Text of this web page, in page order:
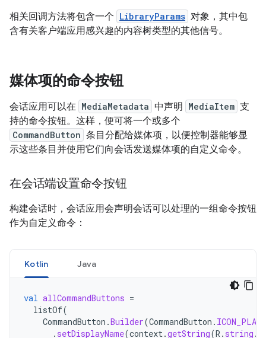
相关回调方法将包含一个 LibraryParams 对象，其中包
含有关客户端应用感兴趣的内容树类型的其他信号。
媒体项的命令按钮
会话应用可以在 MediaMetadata 中声明 MediaItem 支
持的命令按钮。这样，便可将一个或多个
CommandButton 条目分配给媒体项，以便控制器能够显
示这些条目并使用它们向会话发送媒体项的自定义命令。
在会话端设置命令按钮
构建会话时，会话应用会声明会话可以处理的一组命令按钮
作为自定义命令：
Kotlin Java
val allCommandButtons =
listOf(
CommandButton .Builder(CommandButton .
. setDisplayName(context.getString(R . string .